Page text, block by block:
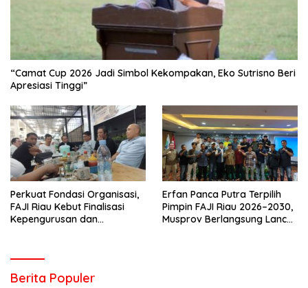
“Camat Cup 2026 Jadi Simbol Kekompakan, Eko Sutrisno Beri
Apresiasi Tinggi”
Perkuat Fondasi Organisasi,
FAJI Riau Kebut Finalisasi
Kepengurusan dan
Erfan Panca Putra Terpilih
Pimpin FAJI Riau 2026–2030,
Musprov Berlangsung Lancar
Berita Populer